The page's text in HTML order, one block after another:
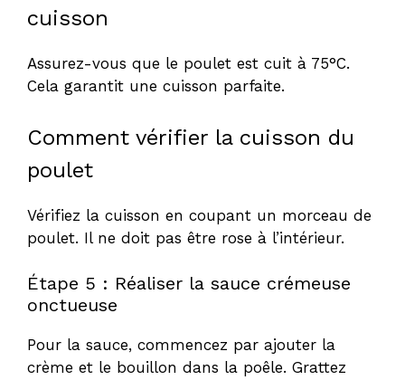
cuisson
Assurez-vous que le poulet est cuit à 75°C.
Cela garantit une cuisson parfaite.
Comment vérifier la cuisson du
poulet
Vérifiez la cuisson en coupant un morceau de
poulet. Il ne doit pas être rose à l’intérieur.
Étape 5 : Réaliser la sauce crémeuse
onctueuse
Pour la sauce, commencez par ajouter la
crème et le bouillon dans la poêle. Grattez